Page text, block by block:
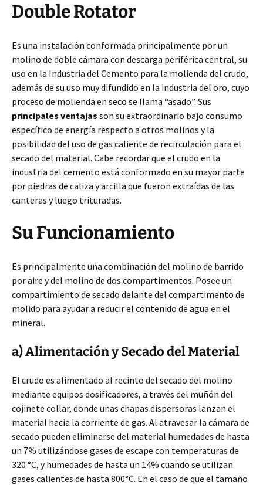
Double Rotator
Es una instalación conformada principalmente por un
molino de doble cámara con descarga periférica central, su
uso en la Industria del Cemento para la molienda del crudo,
además de su uso muy difundido en la industria del oro, cuyo
proceso de molienda en seco se llama “asado”. Sus
principales ventajas son su extraordinario bajo consumo
específico de energía respecto a otros molinos y la
posibilidad del uso de gas caliente de recirculación para el
secado del material. Cabe recordar que el crudo en la
industria del cemento está conformado en su mayor parte
por piedras de caliza y arcilla que fueron extraídas de las
canteras y luego trituradas.
Su Funcionamiento
Es principalmente una combinación del molino de barrido
por aire y del molino de dos compartimentos. Posee un
compartimiento de secado delante del compartimento de
molido para ayudar a reducir el contenido de agua en el
mineral.
a) Alimentación y Secado del Material
El crudo es alimentado al recinto del secado del molino
mediante equipos dosificadores, a través del muñón del
cojinete collar, donde unas chapas dispersoras lanzan el
material hacia la corriente de gas. Al atravesar la cámara de
secado pueden eliminarse del material humedades de hasta
un 7% utilizándose gases de escape con temperaturas de
320 °C, y humedades de hasta un 14% cuando se utilizan
gases calientes de hasta 800°C. En el caso de que el tamaño